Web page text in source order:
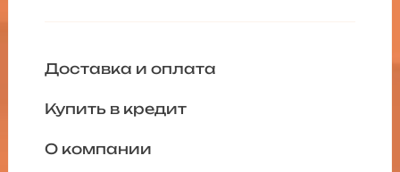
Доставка и оплата
Купить в кредит
О компании